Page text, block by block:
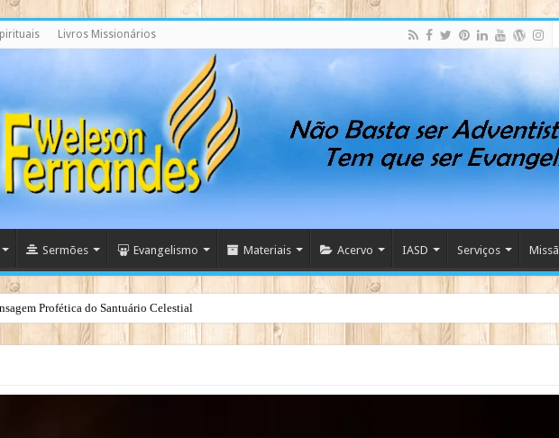
Livros Missionários
Sermões Evangelismo Materiais Acervo IASD Serviços
Profética do Santuário Celestial